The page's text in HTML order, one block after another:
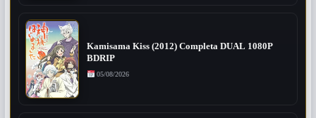
Kamisama Kiss (2012) Completa DUAL 1080P
BDRIP
05/08/2026